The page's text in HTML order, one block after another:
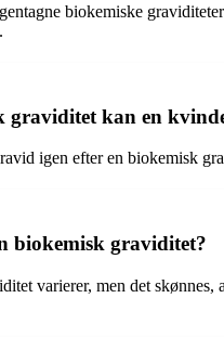
biokemiske
kan en
igen efter en biokemisk
biokemisk graviditet?
varierer, men det